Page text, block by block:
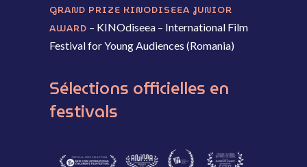
GRAND PRIZE KINODISEEA JUNIOR
AWARD – KINOdiseea – International Film
Festival for Young Audiences (Romania)
Sélections officielles en
festivals